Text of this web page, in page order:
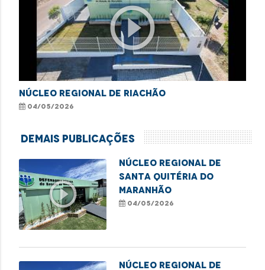
play_circle_outline
NÚCLEO REGIONAL DE RIACHÃO
04/05/2026
Demais Publicações
play_circle_outline
NÚCLEO REGIONAL DE
SANTA QUITÉRIA DO
MARANHÃO
04/05/2026
NÚCLEO REGIONAL DE